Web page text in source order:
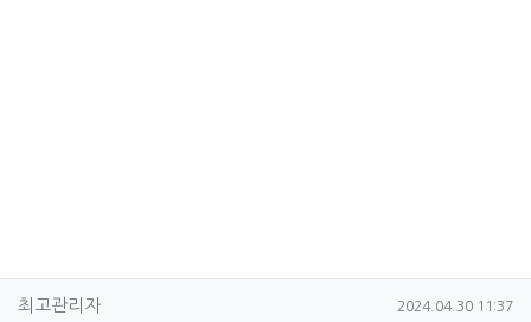
작성자 정보
최고관리자작성 작성일
2024.04.30 11:37